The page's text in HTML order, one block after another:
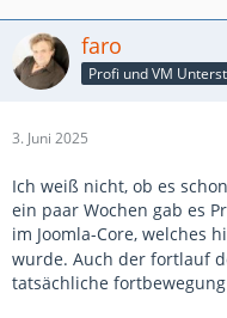
faro
3. Juni 2025
Ich weiß nicht, ob es
ein paar Wochen gab es
im Joomla-Core, welches
wurde. Auch der fortlauf
tatsächliche